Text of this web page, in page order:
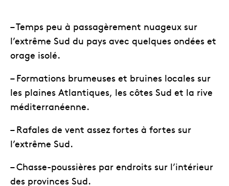
– Temps peu à passagèrement nuageux sur
l’extrême Sud du pays avec quelques ondées et
orage isolé.
– Formations brumeuses et bruines locales sur
les plaines Atlantiques, les côtes Sud et la rive
méditerranéenne.
– Rafales de vent assez fortes à fortes sur
l’extrême Sud.
– Chasse-poussières par endroits sur l’intérieur
des provinces Sud.